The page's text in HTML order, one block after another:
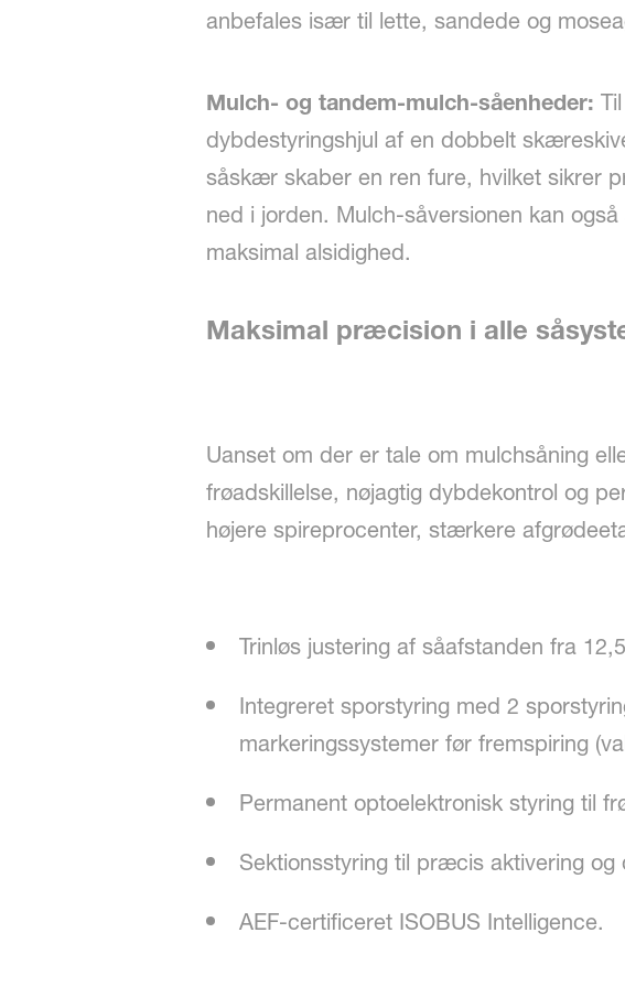
anbefales især til lette, sandede og
Mulch- og tandem-mulch-såenheder:
dybdestyringshjul af en dobbelt
såskær skaber en ren fure, hvilket sikrer
ned i jorden. Mulch-såversionen kan
maksimal alsidighed.
Maksimal præcision i alle
Uanset om der er tale om mulchsåning
frøadskillelse, nøjagtig dybdekontrol og
højere spireprocenter, stærkere
Trinløs justering af såafstanden fra
Integreret sporstyring med 2
markeringssystemer før fremspiring
Permanent optoelektronisk styring til
Sektionsstyring til præcis aktivering
AEF-certificeret ISOBUS Intelligence.